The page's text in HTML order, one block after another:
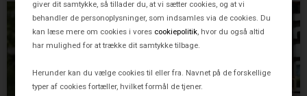
giver dit samtykke, så tillader du, at vi sætter cookies, og at vi
behandler de personoplysninger, som indsamles via de cookies. Du
kan læse mere om cookies i vores cookiepolitik , hvor du også altid
har mulighed for at trække dit samtykke tilbage.
Herunder kan du vælge cookies til eller fra. Navnet på de forskellige
typer af cookies fortæller, hvilket formål de tjener.